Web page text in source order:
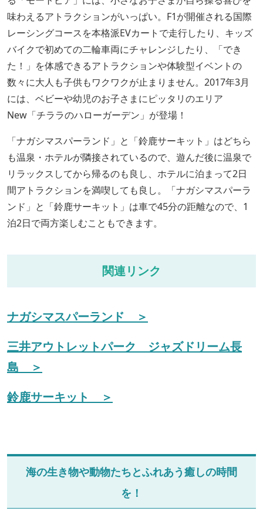
味わえるアトラクションがいっぱい。F1が開催される国際
レーシングコースを本格派EVカートで走行したり、キッズ
バイクで初めての二輪車両にチャレンジしたり、「でき
た！」を体感できるアトラクションや体験型イベントの
数々に大人も子供もワクワクが止まりません。2017年3月
には、ベビーや幼児のお子さまにピッタリのエリア
New「チララのハローガーデン」が登場！
「ナガシマスパーランド」と「鈴鹿サーキット」はどちら
も温泉・ホテルが隣接されているので、遊んだ後に温泉で
リラックスしてから帰るのも良し、ホテルに泊まって2日
間アトラクションを満喫しても良し。「ナガシマスパーラ
ンド」と「鈴鹿サーキット」は車で45分の距離なので、1
泊2日で両方楽しむこともできます。
関連リンク
ナガシマスパーランド ＞
三井アウトレットパーク ジャズドリーム長
島 ＞
鈴鹿サーキット ＞
海の生き物や動物たちとふれあう癒しの時間
を！